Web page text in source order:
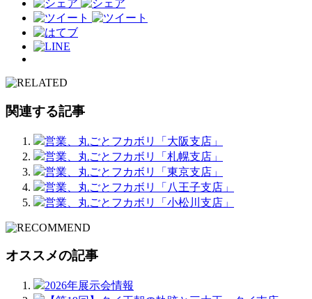
関連する記事
営業、丸ごとフカボリ「大阪支店」
営業、丸ごとフカボリ「札幌支店」
営業、丸ごとフカボリ「東京支店」
営業、丸ごとフカボリ「八王子支店」
営業、丸ごとフカボリ「小松川支店」
オススメの記事
2026年展示会情報